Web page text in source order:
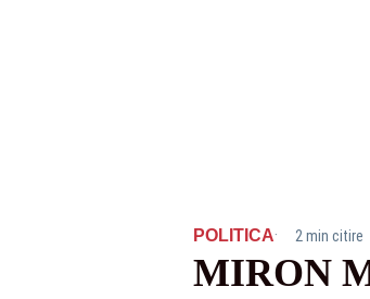
POLITICA· 2 min citire
MIRON